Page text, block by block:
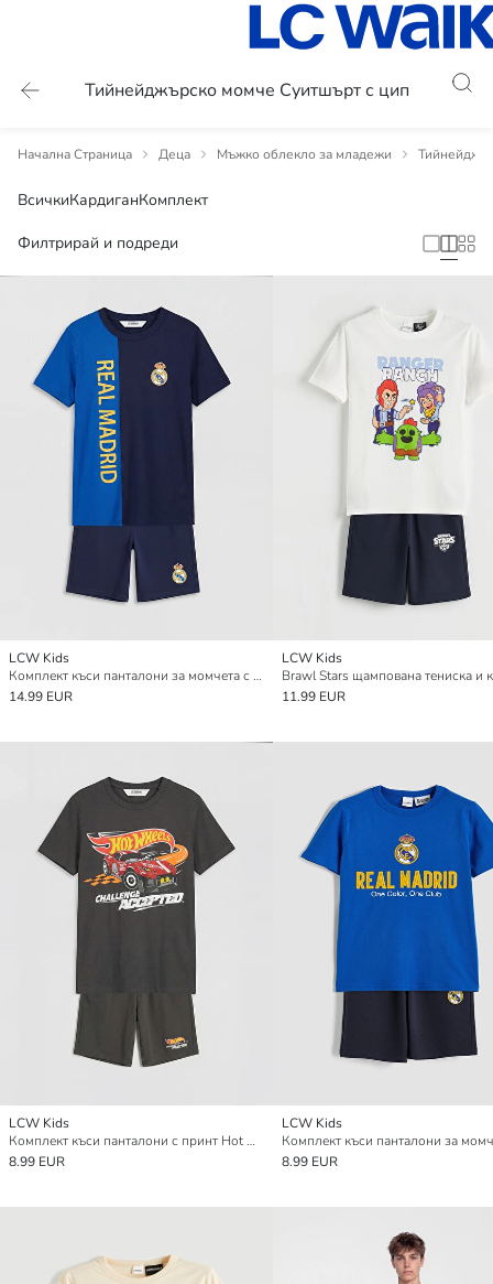
Тийнейджърско момче Суитшърт с цип
Начална Страница Деца Мъжко облекло за младежи
ВсичкиКардиганКомплект
Филтрирай и подреди
LCW Kids
Комплект къси панталони за момчета с щампа Реал Мадрид
14.99 EUR
LCW Kids
11.99 EUR
LCW Kids
Комплект къси панталони с принт Hot Wheels за момчета
8.99 EUR
LCW Kids
8.99 EUR